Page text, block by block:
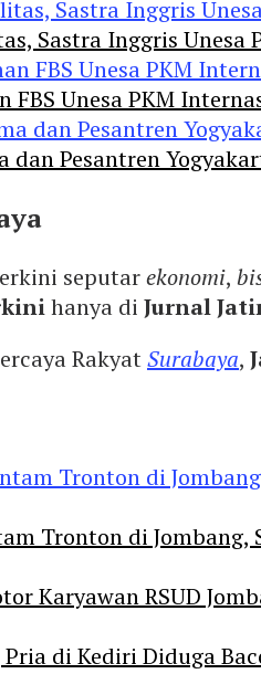
Sastra Inggris
FBS Unesa PKM
dan Pesantren
seputarekonomi,
hanya di Jurnal
RakyatSurabaya,
Tronton di Jombang,
Karyawan RSUD
di Kediri Diduga